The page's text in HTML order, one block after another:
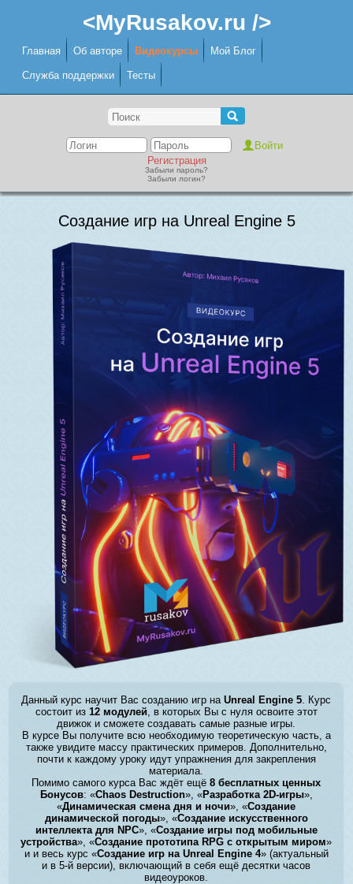
<MyRusakov.ru />
Главная Об авторе Видеокурсы Мой Блог
Служба поддержки Тесты
Регистрация
Забыли пароль?
Забыли логин?
Создание игр на Unreal Engine 5
Данный курс научит Вас созданию игр наUnreal Engine 5 . Курс
состоит из 12 модулей, в которых Вы с нуля освоите этот
движок и сможете создавать самые разные игры.
В курсе Вы получите всю необходимую теоретическую часть, а
также увидите массу практических примеров. Дополнительно,
почти к каждому уроку идут упражнения для закрепления
материала.
Помимо самого курса Вас ждёт ещё8 бесплатных ценных
Бонусов: «Chaos Destruction», «Разработка 2D-игры»,
«Динамическая смена дня и ночи», «Создание
динамической погоды», «Создание искусственного
интеллекта для NPC», «Создание игры под мобильные
устройства», «Создание прототипа RPG с открытым миром»
и и весь курс «Создание игр на Unreal Engine 4» (актуальный
и в 5-й версии), включающий в себя ещё десятки часов
видеоуроков.